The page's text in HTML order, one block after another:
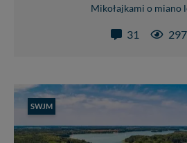
Mikołajkami o miano
31
SWJM
tych plików - w pewnych
Dziękujemy, i życzmy miłego